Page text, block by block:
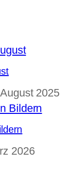
2025
2026